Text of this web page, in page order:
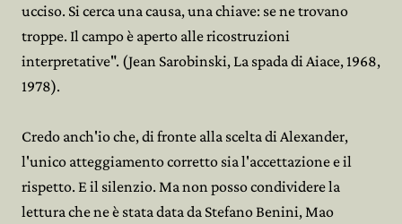
ucciso. Si cerca una causa, una chiave: se ne trovano
troppe. Il campo è aperto alle ricostruzioni
interpretative". (Jean Sarobinski, La spada di Aiace, 1968,
1978).
Credo anch'io che, di fronte alla scelta di Alexander,
l'unico atteggiamento corretto sia l'accettazione e il
rispetto. E il silenzio. Ma non posso condividere la
lettura che ne è stata data da Stefano Benini, Mao